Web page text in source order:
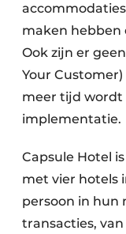
maken hebben
Ook zijn er
Your
meer tijd wordt
implementatie.
Capsule Hotel
met vier hotels
persoon in hun
transacties,